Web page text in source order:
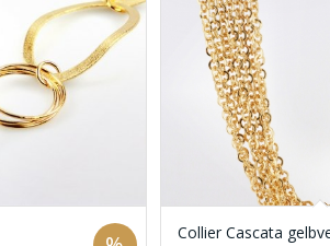
Collier Cascata